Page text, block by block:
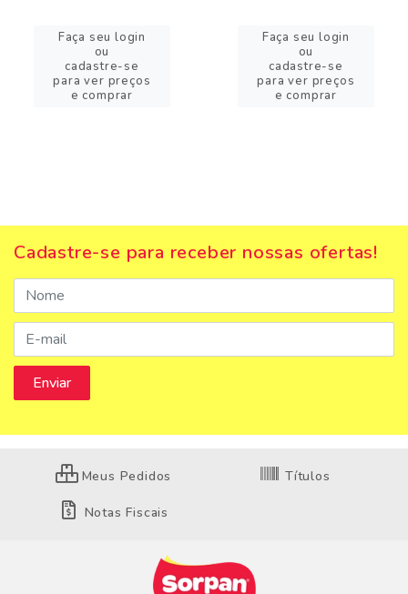
Faça seu login
ou
cadastre-se
para ver preços
e comprar
Faça seu login
ou
cadastre-se
para ver preços
e comprar
Cadastre-se para receber nossas ofertas!
Meus Pedidos Títulos
Notas Fiscais